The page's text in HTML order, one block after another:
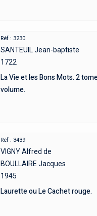
Réf : 3230
SANTEUIL Jean-baptiste
1722
La Vie et les Bons Mots. 2
volume.
Réf : 3439
VIGNY Alfred de
BOULLAIRE Jacques
1945
Laurette ou Le Cachet rouge.